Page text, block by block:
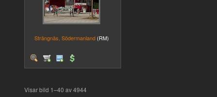
Strängnäs, Södermanland (RM)
Visar bild 1–40 av 4944